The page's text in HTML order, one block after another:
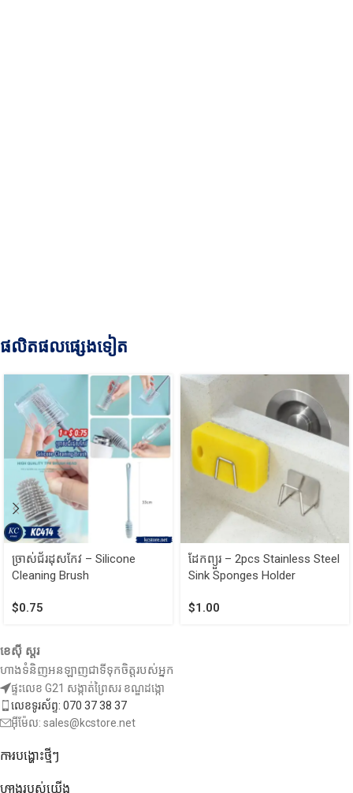
ផលិតផលផ្សេងទៀត
ច្រាស់ជ័រដុសកែវ – Silicone
Cleaning Brush
$0.75
ដែកព្យួរ​ – 2pcs Stainless Steel
Sink Sponges Holder
$1.00
ខេស៊ី ស្តរ
ហាងទំនិញអនឡាញជាទីទុកចិត្តរបស់អ្នក
ផ្ទះលេខ G21 សង្កាត់ព្រៃសរ ខណ្ឌដង្កោ
លេខទូរស័ព្ទ: 070 37 38 37
អ៊ីម៉ែល: sales@kcstore.net
ការបង្ហោះថ្មីៗ
ហាងរបស់យើង